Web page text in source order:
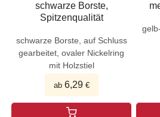
schwarze Borste,
Spitzenqualität
schwarze Borste, auf Schluss
gearbeitet, ovaler Nickelring
mit Holzstiel
ab 6,29€